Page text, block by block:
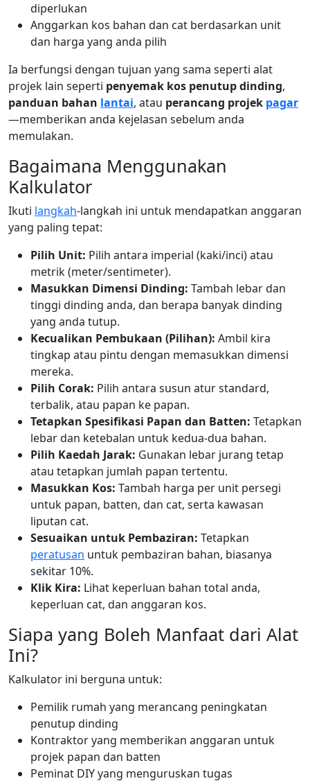
diperlukan
Anggarkan kos bahan dan cat berdasarkan unit
dan harga yang anda pilih
Ia berfungsi dengan tujuan yang sama seperti alat
projek lain seperti penyemak kos penutup dinding,
panduan bahan lantai, atau perancang projek pagar
—memberikan anda kejelasan sebelum anda
memulakan.
Bagaimana Menggunakan
Kalkulator
Ikuti langkah-langkah ini untuk mendapatkan anggaran
yang paling tepat:
Pilih Unit: Pilih antara imperial (kaki/inci) atau
metrik (meter/sentimeter).
Masukkan Dimensi Dinding: Tambah lebar dan
tinggi dinding anda, dan berapa banyak dinding
yang anda tutup.
Kecualikan Pembukaan (Pilihan): Ambil kira
tingkap atau pintu dengan memasukkan dimensi
mereka.
Pilih Corak: Pilih antara susun atur standard,
terbalik, atau papan ke papan.
Tetapkan Spesifikasi Papan dan Batten: Tetapkan
lebar dan ketebalan untuk kedua-dua bahan.
Pilih Kaedah Jarak: Gunakan lebar jurang tetap
atau tetapkan jumlah papan tertentu.
Masukkan Kos: Tambah harga per unit persegi
untuk papan, batten, dan cat, serta kawasan
liputan cat.
Sesuaikan untuk Pembaziran: Tetapkan
peratusan untuk pembaziran bahan, biasanya
sekitar 10%.
Klik Kira: Lihat keperluan bahan total anda,
keperluan cat, dan anggaran kos.
Siapa yang Boleh Manfaat dari Alat
Ini?
Kalkulator ini berguna untuk:
Pemilik rumah yang merancang peningkatan
penutup dinding
Kontraktor yang memberikan anggaran untuk
projek papan dan batten
Peminat DIY yang menguruskan tugas